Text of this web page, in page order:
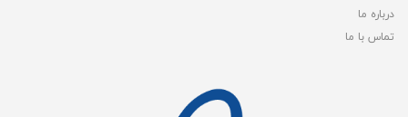
درباره ما
تماس با ما